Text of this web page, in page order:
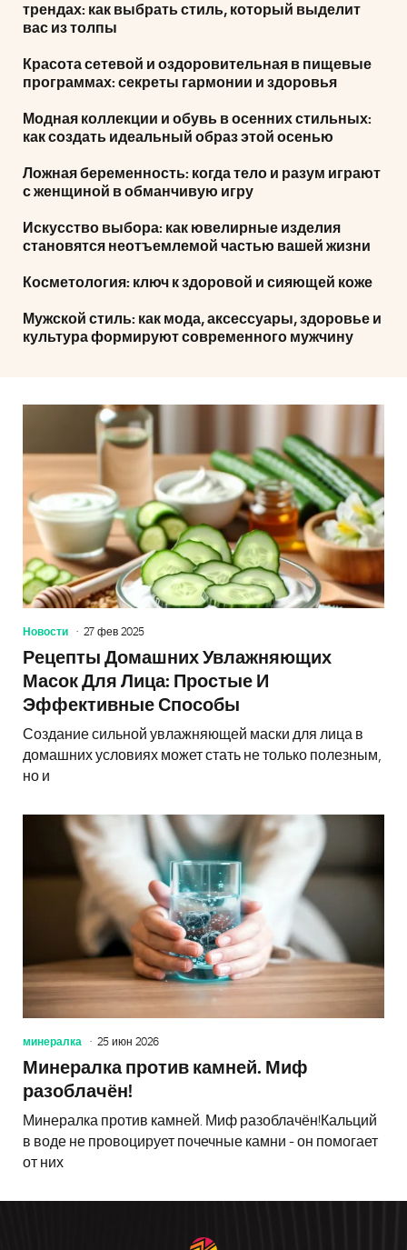
трендах: как выбрать стиль, который выделит
вас из толпы
Красота сетевой и оздоровительная в пищевые
программах: секреты гармонии и здоровья
Модная коллекции и обувь в осенних стильных:
как создать идеальный образ этой осенью
Ложная беременность: когда тело и разум играют
с женщиной в обманчивую игру
Искусство выбора: как ювелирные изделия
становятся неотъемлемой частью вашей жизни
Косметология: ключ к здоровой и сияющей коже
Мужской стиль: как мода, аксессуары, здоровье и
культура формируют современного мужчину
Новости 27 фев 2025
Рецепты Домашних Увлажняющих
Масок Для Лица: Простые И
Эффективные Способы
Создание сильной увлажняющей маски для лица в
домашних условиях может стать не только полезным,
но и
минералка 25 июн 2026
Минералка против камней. Миф
разоблачён!
Минералка против камней. Миф разоблачён!Кальций
в воде не провоцирует почечные камни - он помогает
от них